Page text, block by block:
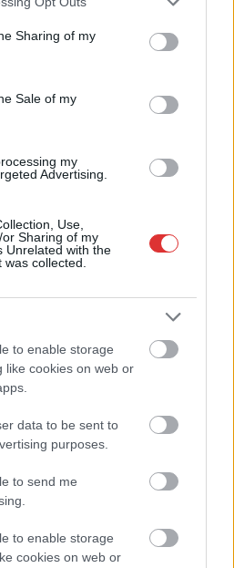
behaviour. You may click to
and its third-party tags to
purposes in below Google
Sharing of my
Sale of my
my
Advertising.
Use,
Sharing of my
Unrelated with the
collected.
to enable storage
like cookies on web or
data to be sent to
purposes.
to send me
to enable storage
cookies on web or
Pócs János
túl sokszor hiányzott
de még mindig olcsón